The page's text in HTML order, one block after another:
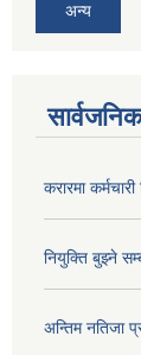
अन्य
करारमा
नियुक्ति बुझ्ने
अन्तिम नतिजा